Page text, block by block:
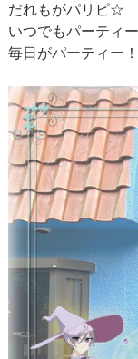
だれもがパリピ☆
いつでもパーティー
毎日がパーティー！